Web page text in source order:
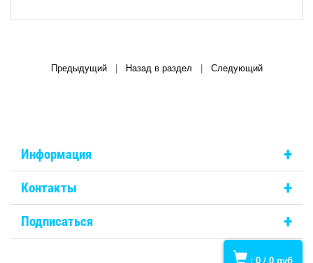
: 0 / 0 руб
Предыдущий| Назад в раздел Следующий
Информация +
Контакты +
Подписаться +